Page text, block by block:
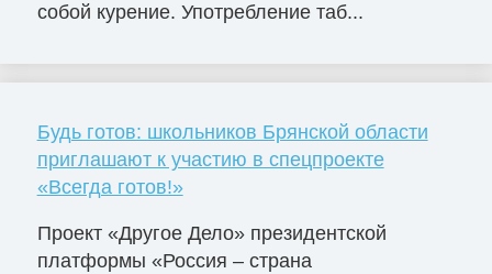
собой курение. Употребление таб...
Будь готов: школьников Брянской области
приглашают к участию в спецпроекте
«Всегда готов!»
Проект «Другое Дело» президентской
платформы «Россия – страна